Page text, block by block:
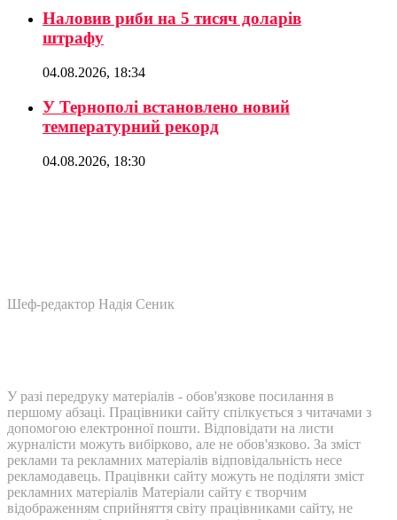
Наловив риби на 5 тисяч доларів
штрафу
04.08.2026, 18:34
У Тернополі встановлено новий
температурний рекорд
04.08.2026, 18:30
Шеф-редактор Надія Сеник
У разі передруку матеріалів - обов'язкове посилання в
першому абзаці. Працівники сайту спілкується з читачами з
допомогою електронної пошти. Відповідати на листи
журналісти можуть вибірково, але не обов'язково. За зміст
реклами та рекламних матеріалів відповідальність несе
рекламодавець. Працівнки сайту можуть не поділяти зміст
рекламних матеріалів Матеріали сайту є творчим
відображенням сприйняття світу працівниками сайту, не